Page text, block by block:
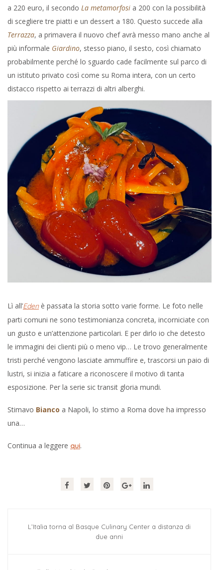
a 220 euro, il secondo La metamorfosi a 200 con la possibilità
di scegliere tre piatti e un dessert a 180. Questo succede alla
Terrazza, a primavera il nuovo chef avrà messo mano anche al
più informale Giardino, stesso piano, il sesto, così chiamato
probabilmente perché lo sguardo cade facilmente sul parco di
un istituto privato così come su Roma intera, con un certo
distacco rispetto ai terrazzi di altri alberghi.
Lì all’Edenè passata la storia sotto varie forme. Le foto nelle
parti comuni ne sono testimonianza concreta, incorniciate con
un gusto e un’attenzione particolari. E per dirlo io che detesto
le immagini dei clienti più o meno vip… Le trovo generalmente
tristi perché vengono lasciate ammuffire e, trascorsi un paio di
lustri, si inizia a faticare a riconoscere il motivo di tanta
esposizione. Per la serie sic transit gloria mundi.
Stimavo Bianco a Napoli, lo stimo a Roma dove ha impresso
una…
Continua a leggere qui.
L’Italia torna al Basque Culinary Center a distanza di
due anni